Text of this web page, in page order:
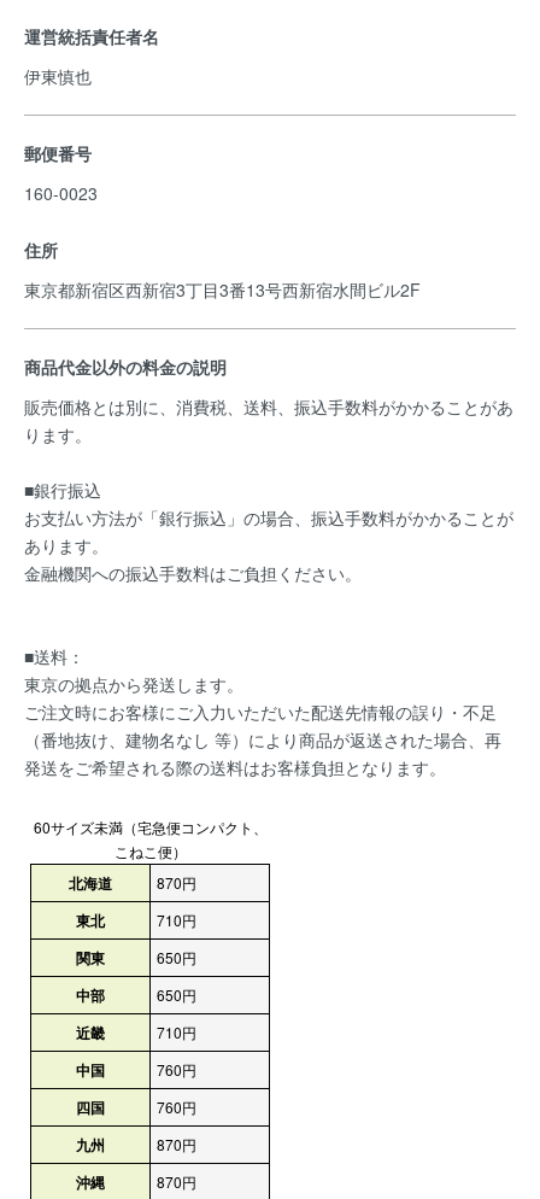
運営統括責任者名
伊東慎也
郵便番号
160-0023
住所
東京都新宿区西新宿3丁目3番13号西新宿水間ビル2F
商品代金以外の料金の説明
販売価格とは別に、消費税、送料、振込手数料がかかることがあ
ります。
■銀行振込
お支払い方法が「銀行振込」の場合、振込手数料がかかることが
あります。
金融機関への振込手数料はご負担ください。
■送料：
東京の拠点から発送します。
ご注文時にお客様にご入力いただいた配送先情報の誤り・不足
（番地抜け、建物名なし 等）により商品が返送された場合、再
発送をご希望される際の送料はお客様負担となります。
60サイズ未満（宅急便コンパクト、
こねこ便）
北海道 870円
東北 710円
関東 650円
中部 650円
近畿 710円
中国 760円
四国 760円
九州 870円
沖縄 870円